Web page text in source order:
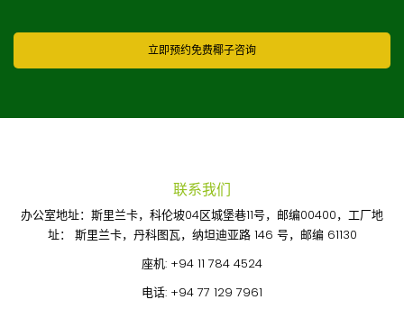
立即预约免费椰子咨询
联系我们
办公室地址：斯里兰卡，科伦坡04区城堡巷11号，邮编00400，工厂地
址： 斯里兰卡，丹科图瓦，纳坦迪亚路 146 号，邮编 61130
座机: +94 11 784 4524
电话: +94 77 129 7961